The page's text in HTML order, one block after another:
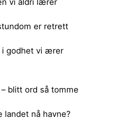
vi aldri lærer
er retrett
i godhet vi ærer
blitt ord så tomme
landet nå havne?